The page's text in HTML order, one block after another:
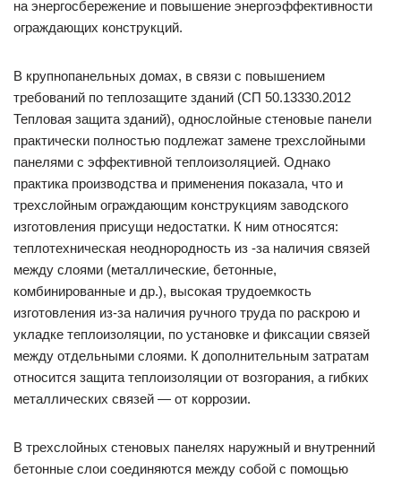
на энергосбережение и повышение энергоэффективности
ограждающих конструкций.
В крупнопанельных домах, в связи с повышением
требований по теплозащите зданий (СП 50.13330.2012
Тепловая защита зданий), однослойные стеновые панели
практически полностью подлежат замене трехслойными
панелями с эффективной теплоизоляцией. Однако
практика производства и применения показала, что и
трехслойным ограждающим конструкциям заводского
изготовления присущи недостатки. К ним относятся:
теплотехническая неоднородность из -за наличия связей
между слоями (металлические, бетонные,
комбинированные и др.), высокая трудоемкость
изготовления из-за наличия ручного труда по раскрою и
укладке теплоизоляции, по установке и фиксации связей
между отдельными слоями. К дополнительным затратам
относится защита теплоизоляции от возгорания, а гибких
металлических связей — от коррозии.
В трехслойных стеновых панелях наружный и внутренний
бетонные слои соединяются между собой с помощью